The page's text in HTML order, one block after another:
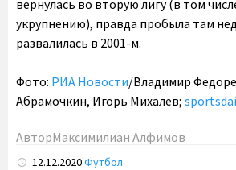
вернулась во вторую лигу (в том
укрупнению), правда пробыла там
развалилась в 2001-м.
Фото: РИА Новости/Владимир
Абрамочкин, Игорь Михалев;
АвторМаксимилиан Алфимов
12.12.2020Футбол